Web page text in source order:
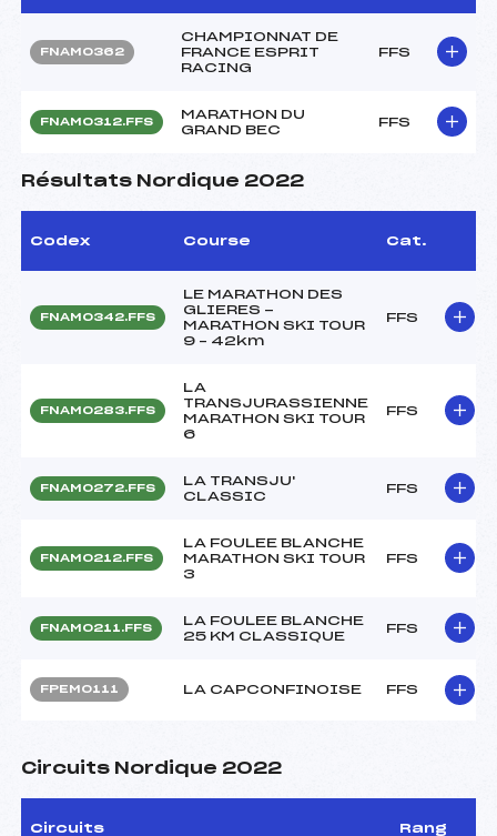
FNAM0362
CHAMPIONNAT DE
FRANCE ESPRIT
RACING
FFS
FNAM0312.FFS
MARATHON DU
GRAND BEC
FFS
Résultats Nordique 2022
Codex Course Cat.
FNAM0342.FFS
LE MARATHON DES
GLIERES -
MARATHON SKI TOUR
9 – 42km
FFS
FNAM0283.FFS
LA
TRANSJURASSIENNE
MARATHON SKI TOUR
6
FFS
FNAM0272.FFS
LA TRANSJU'
CLASSIC
FFS
FNAM0212.FFS
LA FOULEE BLANCHE
MARATHON SKI TOUR
3
FFS
FNAM0211.FFS
LA FOULEE BLANCHE
25 KM CLASSIQUE
FFS
FPEM0111 LA CAPCONFINOISE FFS
Circuits Nordique 2022
Circuits Rang